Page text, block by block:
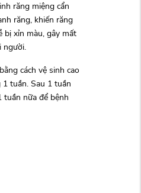
răng miệng cẩn
răng, khiến răng
bị xỉn màu, gây mất
người.
cách vệ sinh cao
tuần. Sau 1 tuần
tuần nữa để bệnh